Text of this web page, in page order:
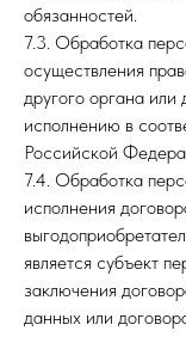
обязанностей.
7.3. Обработка
осуществления
другого органа
исполнению в
Российской
7.4. Обработка
исполнения
является субъект
заключения
данных или